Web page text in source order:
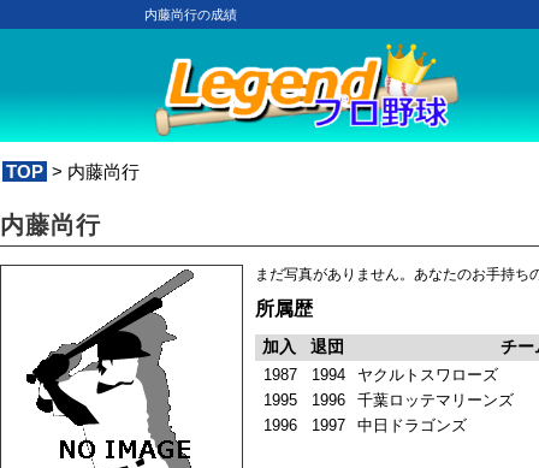
内藤尚行の成績
TOP > 内藤尚行
内藤尚行
まだ写真がありません。あなたのお手持ち
所属歴
加入 退団 チー
1987 1994
ヤクルトスワローズ
1995
1996
千葉ロッテマリーンズ
1996
1997 中日ドラゴンズ